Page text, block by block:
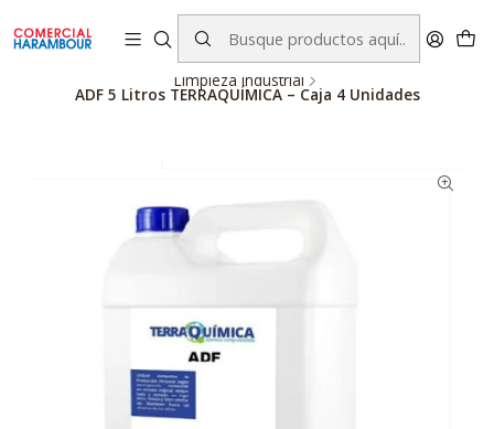
contacto@comercialharambour.cl
Catálogo Productos Terraquimica
Limpieza Industrial
ADF 5 Litros TERRAQUÍMICA – Caja 4 Unidades